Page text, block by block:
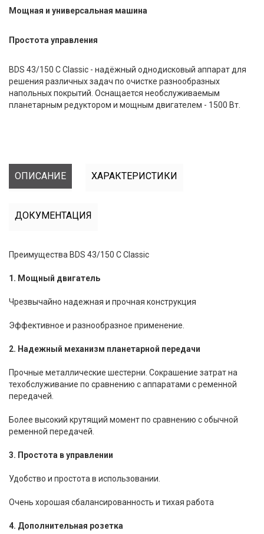
Мощная и универсальная машина
Простота управления
BDS 43/150 C Classic - надёжный однодисковый аппарат для
решения различных задач по очистке разнообразных
напольных покрытий. Оснащается необслуживаемым
планетарным редуктором и мощным двигателем - 1500 Вт.
ОПИСАНИЕ ХАРАКТЕРИСТИКИ
ДОКУМЕНТАЦИЯ
Преимущества BDS 43/150 C Classic
1. Мощный двигатель
Чрезвычайно надежная и прочная конструкция
Эффективное и разнообразное применение.
2. Надежный механизм планетарной передачи
Прочные металлические шестерни. Сокрашение затрат на
техобслуживание по сравнению с аппаратами с ременной
передачей.
Более высокий крутящий момент по сравнению с обычной
ременной передачей.
3. Простота в управлении
Удобство и простота в использовании.
Очень хорошая сбалансированность и тихая работа
4. Дополнительная розетка